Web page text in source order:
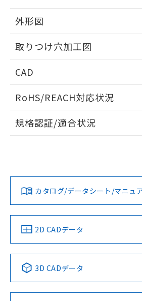
外形図
取りつけ穴加工図
CAD
ドすることができます。
ログイン/会員登
ダウンロードデータをご利用いただく
みください。
ソフトウェアの使用条件
RoHS/REACH対応状況
EU RoHS 注意事項・凡例
対応済み
中国 RoHS 注意事項・凡例
Pb Hg
規格認証/適合状況
カタログ/データシート/マニュ
2D CADデータ
3D CADデータ
および当社の共同利用
※当社の共同利用者とは、
の共同利用に関して"
とができます。
EU RoHS指令（10物質）の非
ものではありません。
また、RoHS指令のフタル酸
物質の対応では、対応完了ま
荷製品に未対応品が混在する
欄に対応日を記載しておりまし